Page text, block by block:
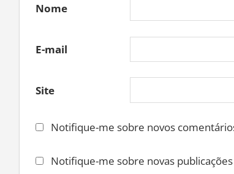
Nome
E-mail
Site
Notifique-me sobre novos
Notifique-me sobre novas